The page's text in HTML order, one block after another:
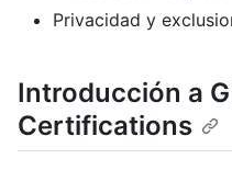
Privacidad y
Introducción a
Certifications